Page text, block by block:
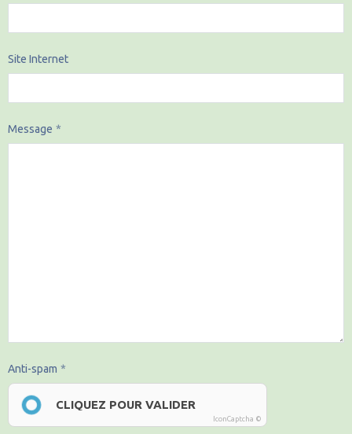
Site Internet
Message
Anti-spam
CLIQUEZ POUR VALIDER
IconCaptcha ©